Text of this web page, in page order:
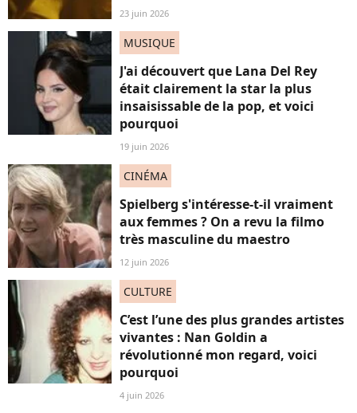
23 juin 2026
MUSIQUE
J'ai découvert que Lana Del Rey
était clairement la star la plus
insaisissable de la pop, et voici
pourquoi
19 juin 2026
CINÉMA
Spielberg s'intéresse-t-il vraiment
aux femmes ? On a revu la filmo
très masculine du maestro
12 juin 2026
CULTURE
C’est l’une des plus grandes artistes
vivantes : Nan Goldin a
révolutionné mon regard, voici
pourquoi
4 juin 2026